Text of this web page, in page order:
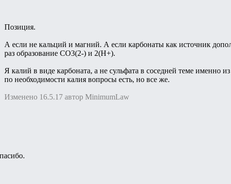
Позиция.
А если не кальций и магний. А если карбонаты как источник
раз образование CO3(2-) и 2(H+).
Я калий в виде карбоната, а не сульфата в соседней теме именно
по необходимости калия вопросы есть, но все же.
Изменено 16.5.17 автор MinimumLaw